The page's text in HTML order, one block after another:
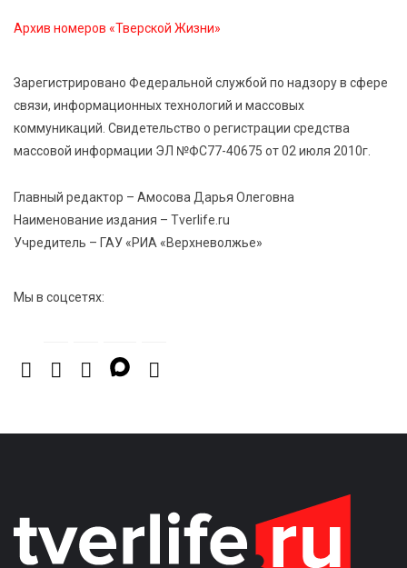
Открыт набор на программу амбассадоров для
7 Авг 2026 15:37 276
Жителям Тверской области напомнили об
опасности домашних заготовок
7 Авг 2026 15:32 352
Золотой век “Горьковки”: как А. М. Кузнецова
изменила библиотечную жизнь Верхневолжья
Архив номеров «Тверской Жизни»
Зарегистрировано Федеральной службой по надзору в сфере
связи, информационных технологий и массовых
коммуникаций. Свидетельство о регистрации средства
массовой информации ЭЛ №ФС77-40675 от 02 июля 2010г.
Главный редактор – Амосова Дарья Олеговна
Наименование издания – Tverlife.ru
Учредитель – ГАУ «РИА «Верхневолжье»
Мы в соцсетях: